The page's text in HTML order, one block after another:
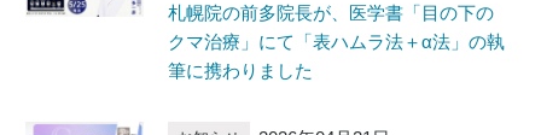
札幌院の前多院長が、医学書「目の下の
クマ治療」にて「表ハムラ法＋α法」の執
筆に携わりました